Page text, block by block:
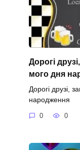
Дорогі
мого дня
Дорогі друзі,
народження
0 0